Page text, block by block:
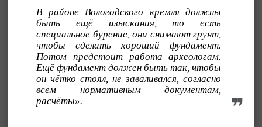
В районе Вологодского кремля должны
быть ещё изыскания, то есть
специальное бурение, они снимают грунт,
чтобы сделать хороший фундамент.
Потом предстоит работа археологам.
Ещё фундамент должен быть так, чтобы
он чётко стоял, не заваливался, согласно
всем нормативным документам,
расчёты».